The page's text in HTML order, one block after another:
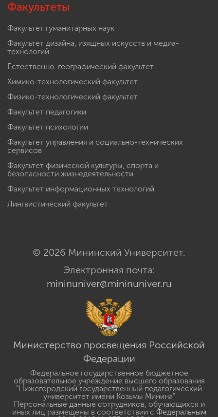
Факультеты
Факультет гуманитарных наук
Факультет дизайна, изящных искусств и медиа-
технологий
Естественно-географический факультет
Химико-технологический факультет
Физико-технологический факультет
Факультет педагогики
Факультет психологии
Факультет управления и социально-технических
сервисов
Факультет физической культуры, спорта и
безопасности жизнедеятельности
Факультет информационных технологий
Лингвистический факультет
© 2026 Мининский Университет.
Электронная почта:
mininuniver@mininuniver.ru
Министерство просвещения Российской
Федерации
Федеральное государственное бюджетное
образовательное учреждение высшего образования
"Нижегородский государственный педагогический
университет имени Козьмы Минина"
Персональные данные сотрудников, обучающихся и
иных лиц размещены в соответствии с Федеральным